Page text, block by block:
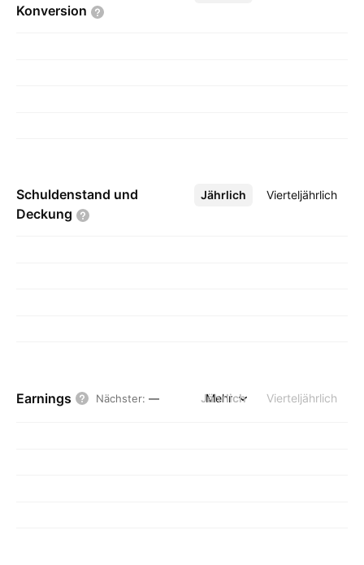
Konversion
Schuldenstand und
Deckung
Jährlich Vierteljährlich
Mehr
Earnings Nächster: — Jährlich Vierteljährlich
Mehr